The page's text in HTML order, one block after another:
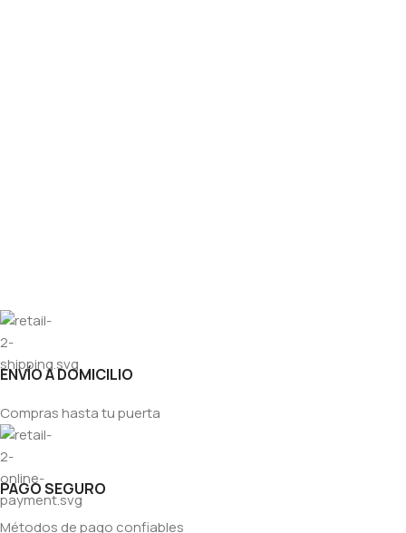
ENVÍO A DOMICILIO
Compras hasta tu puerta
PAGO SEGURO
Métodos de pago confiables